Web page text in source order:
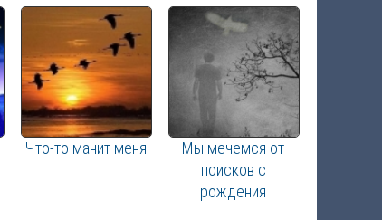
Что-то манит меня
Мы мечемся от
поисков с
рождения